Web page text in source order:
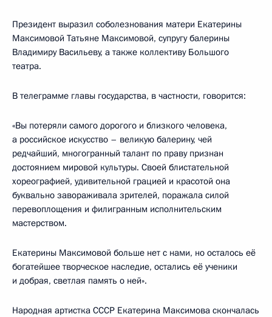
Президент выразил соболезнования матери Екатерины
Максимовой Татьяне Максимовой, супругу балерины
Владимиру Васильеву, а также коллективу Большого
театра.
В телеграмме главы государства, в частности, говорится:
«Вы потеряли самого дорогого и близкого человека,
а российское искусство – великую балерину, чей
редчайший, многогранный талант по праву признан
достоянием мировой культуры. Своей блистательной
хореографией, удивительной грацией и красотой она
буквально завораживала зрителей, поражала силой
перевоплощения и филигранным исполнительским
мастерством.
Екатерины Максимовой больше нет с нами, но осталось её
богатейшее творческое наследие, остались её ученики
и добрая, светлая память о ней».
Народная артистка СССР Екатерина Максимова скончалась